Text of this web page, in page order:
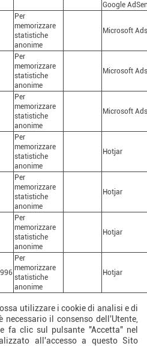
Google
Per
memorizzare
statistiche
anonime
Microsoft Ads
Per
memorizzare
statistiche
anonime
Microsoft Ads
Per
memorizzare
statistiche
anonime
Microsoft Ads
Per
memorizzare
statistiche
anonime
Hotjar
Per
memorizzare
statistiche
anonime
Hotjar
Per
memorizzare
statistiche
anonime
Hotjar
Per
memorizzare
statistiche
anonime
Hotjar
utilizzare i cookie di analisi e di
il consenso dell'Utente,
fa clic sul pulsante "Accetta" nel
all'accesso a questo Sito